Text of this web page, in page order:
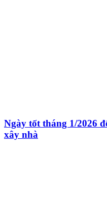
Ngày tốt tháng 1/2026
xây nhà